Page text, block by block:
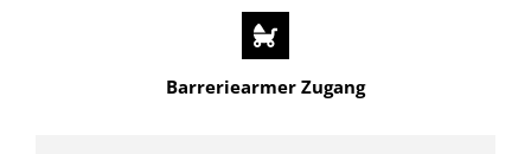
Barreriearmer Zugang